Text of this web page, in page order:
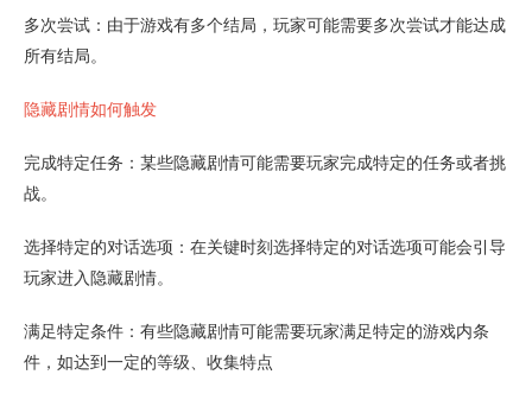
多次尝试：由于游戏有多个结局，玩家可能需要多次尝试才能达成
所有结局。
隐藏剧情如何触发
完成特定任务：某些隐藏剧情可能需要玩家完成特定的任务或者挑
战。
选择特定的对话选项：在关键时刻选择特定的对话选项可能会引导
玩家进入隐藏剧情。
满足特定条件：有些隐藏剧情可能需要玩家满足特定的游戏内条
件，如达到一定的等级、收集特点